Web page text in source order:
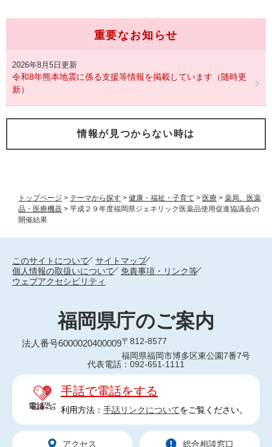
トップページ > テーマから探す > 健康・福祉・子育て > 医療 > 薬局、医薬
品・医療機器 > 平成２９年度福岡県ジェネリック医薬品使用促進協議会の
開催結果
重要なお知らせ
2026年8月5日更新
令和8年熊本地震に係る支援等情報を掲載しています（随時更
新）
情報が見つからない時は
このサイトについて
サイトマップ
個人情報の取扱いについて
免責事項・リンク等
ウェブアクセシビリティ
福岡県庁のご案内
法人番号6000020400009〒812-8577
福岡県福岡市博多区東公園7番7号
代表電話：092-651-1111
手話で電話をする
利用方法： 手話リンクについてをご覧ください。
アクセス 総合相談窓口